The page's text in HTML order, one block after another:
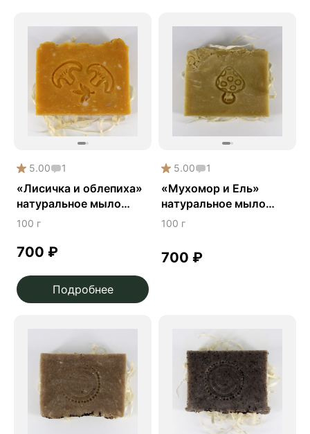
5.00 1
«Лисичка и облепиха»
натуральное мыло
ручной работы
100 г
700 ₽
Подробнее
5.00 1
«Мухомор и Ель»
натуральное мыло
ручной работы
100 г
700 ₽